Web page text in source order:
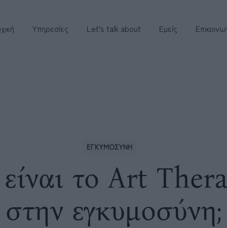
Υπηρεσίες Let’s talk about Εμείς
ΕΓΚΥΜΟΣΥΝΗ
το Art
στην εγκυμοσύνη;